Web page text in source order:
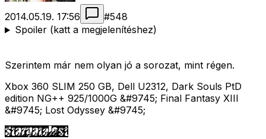
2014.05.19. 17:56 #548
Spoiler (katt a megjelenítéshez)
Szerintem már nem olyan jó a sorozat, mint régen.
Xbox 360 SLIM 250 GB, Dell U2312, Dark Souls PtD
edition NG++ 925/1000G &#9745; Final Fantasy XIII
&#9745; Lost Odyssey &#9745;